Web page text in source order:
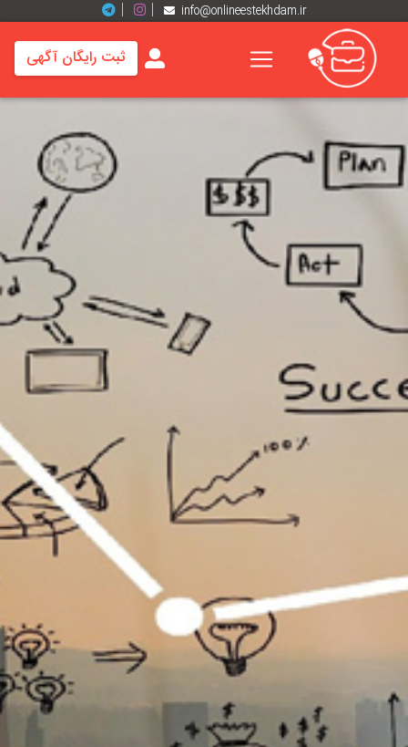
info@onlineestekhdam.ir
خانه
های
شغلی
رزومه
ها
مشاغل
ثبت رایگان آگهی